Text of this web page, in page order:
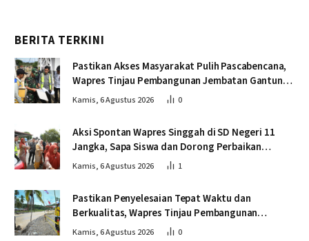
BERITA TERKINI
Pastikan Akses Masyarakat Pulih Pascabencana,
Wapres Tinjau Pembangunan Jembatan Gantung
Kendawi
Kamis, 6 Agustus 2026 0
Aksi Spontan Wapres Singgah di SD Negeri 11
Jangka, Sapa Siswa dan Dorong Perbaikan
Sekolah
Kamis, 6 Agustus 2026 1
Pastikan Penyelesaian Tepat Waktu dan
Berkualitas, Wapres Tinjau Pembangunan
Jembatan Lumut
Kamis, 6 Agustus 2026 0